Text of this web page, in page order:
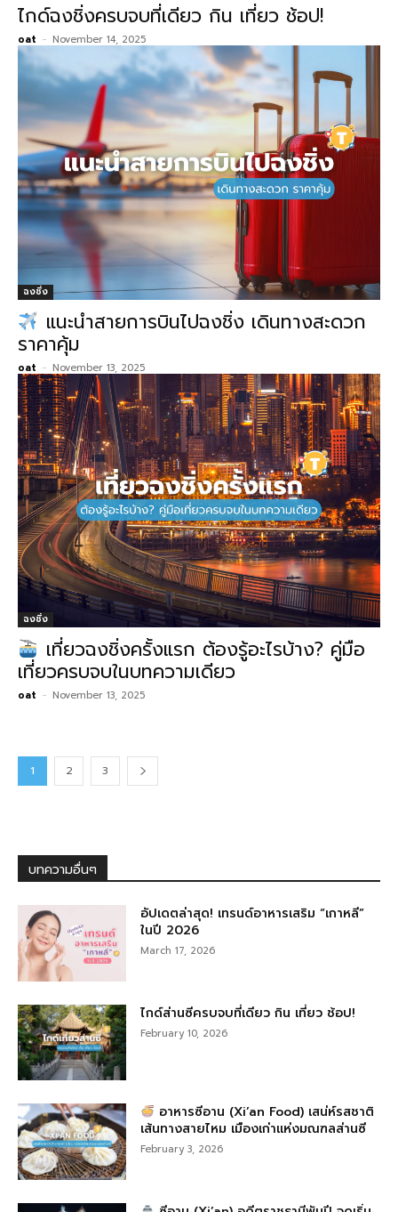
ไกด์ฉงชิ่งครบจบที่เดียว กิน เที่ยว ช้อป!
oat - November 14, 2025
ฉงชิ่ง
แนะนำสายการบินไปฉงชิ่ง เดินทางสะดวก
ราคาคุ้ม
oat - November 13, 2025
ฉงชิ่ง
เที่ยวฉงชิ่งครั้งแรก ต้องรู้อะไรบ้าง? คู่มือ
เที่ยวครบจบในบทความเดียว
oat - November 13, 2025
1 2 3
บทความอื่นๆ
อัปเดตล่าสุด! เทรนด์อาหารเสริม “เกาหลี”
ในปี 2026
March 17, 2026
ไกด์ส่านซีครบจบที่เดียว กิน เที่ยว ช้อป!
February 10, 2026
อาหารซีอาน (Xi’an Food) เสน่ห์รสชาติ
เส้นทางสายไหม เมืองเก่าแห่งมณฑลส่านซี
February 3, 2026